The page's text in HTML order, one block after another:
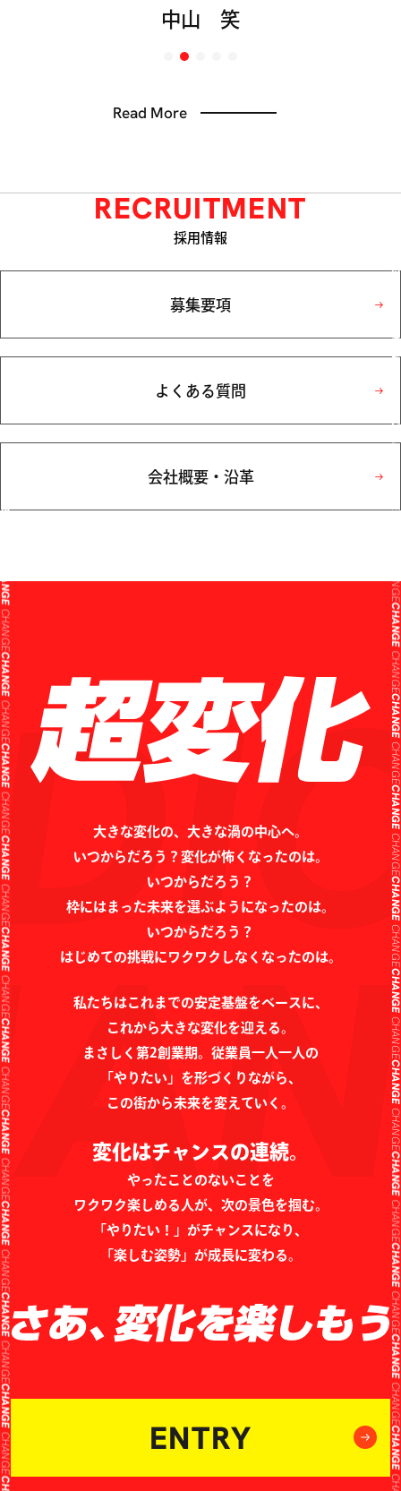
中山 笑
Read More
RECRUITMENT
採用情報
募集要項
よくある質問
会社概要・沿革
大きな変化の、大きな渦の中心へ。
いつからだろう？変化が怖くなったのは。
いつからだろう？
枠にはまった未来を選ぶようになったのは。
いつからだろう？
はじめての挑戦にワクワクしなくなったのは。
私たちはこれまでの安定基盤をベースに、
これから大きな変化を迎える。
まさしく第2創業期。従業員一人一人の
「やりたい」を形づくりながら、
この街から未来を変えていく。
変化はチャンスの連続。
やったことのないことを
ワクワク楽しめる人が、次の景色を掴む。
「やりたい！」がチャンスになり、
「楽しむ姿勢」が成長に変わる。
ENTRY
CHANGE
CHANGE
CHANGE
CHANGE
CHANGE
CHANGE
CHANGE
CHANGE
CHANGE
CHANGE
CHANGE
CHANGE
CHANGE
CHANGE
CHANGE
CHANGE
CHANGE
CHANGE
CHANGE
CHANGE
CHANGE